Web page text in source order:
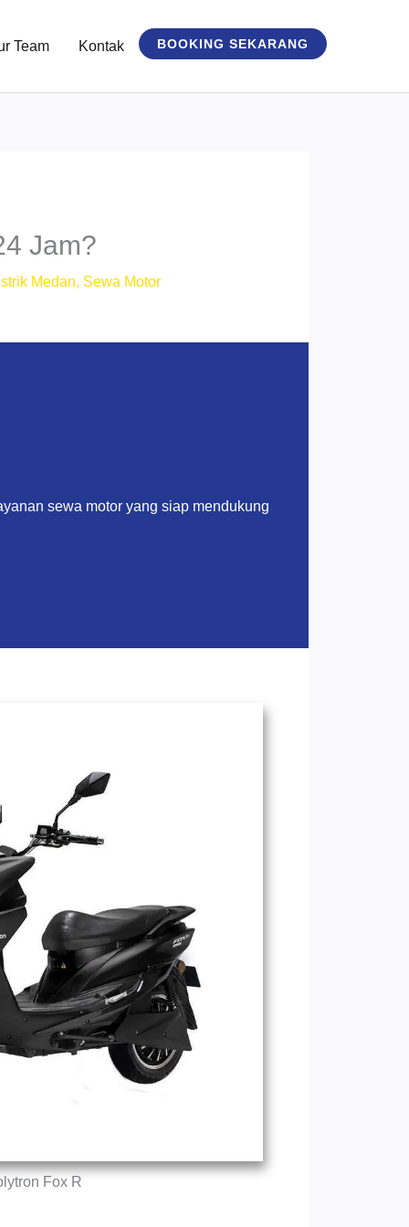
Team Kontak BOOKING SEKARANG
Jam?
Medan, Sewa Motor
sewa motor yang siap mendukung
Fox R